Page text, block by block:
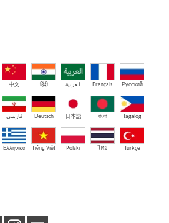
中文 हिंदी العربية Français Русский
فارسی Deutsch 日本語 বাংলা Tagalog
Ελληνικά Tiếng Việt Polski ไทย Türkçe